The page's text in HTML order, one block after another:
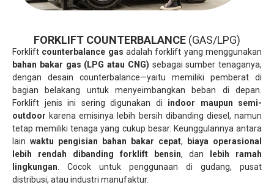
FORKLIFT COUNTERBALANCE (GAS/LPG)
Forklift counterbalance gas adalah forklift yang menggunakan
bahan bakar gas (LPG atau CNG) sebagai sumber tenaganya,
dengan desain counterbalance—yaitu memiliki pemberat di
bagian belakang untuk menyeimbangkan beban di depan.
Forklift jenis ini sering digunakan di indoor maupun semi-
outdoor karena emisinya lebih bersih dibanding diesel, namun
tetap memiliki tenaga yang cukup besar. Keunggulannya antara
lain waktu pengisian bahan bakar cepat, biaya operasional
lebih rendah dibanding forklift bensin, dan lebih ramah
lingkungan . Cocok untuk penggunaan di gudang, pusat
distribusi, atau industri manufaktur.